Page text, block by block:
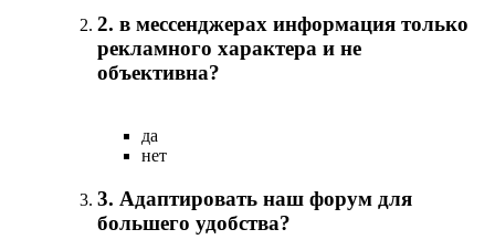
2. в мессенджерах информация только
рекламного характера и не
объективна?
да
нет
3. Адаптировать наш форум для
большего удобства?